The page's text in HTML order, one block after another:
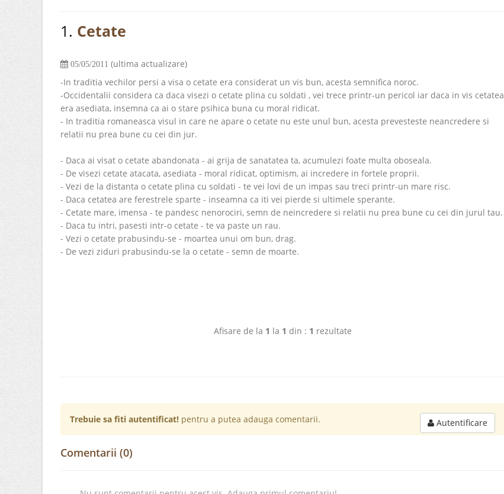
1. Cetate
05/05/2011 (ultima actualizare)
-In traditia vechilor persi a visa o cetate era considerat un vis bun, acesta semnifica noroc.
-Occidentalii considera ca daca visezi o cetate plina cu soldati , vei trece printr-un pericol iar daca in vis cetatea
era asediata, insemna ca ai o stare psihica buna cu moral ridicat.
- In traditia romaneasca visul in care ne apare o cetate nu este unul bun, acesta prevesteste neancredere si
relatii nu prea bune cu cei din jur.
- Daca ai visat o cetate abandonata - ai grija de sanatatea ta, acumulezi foate multa oboseala.
- De visezi cetate atacata, asediata - moral ridicat, optimism, ai incredere in fortele proprii.
- Vezi de la distanta o cetate plina cu soldati - te vei lovi de un impas sau treci printr-un mare risc.
- Daca cetatea are ferestrele sparte - inseamna ca iti vei pierde si ultimele sperante.
- Cetate mare, imensa - te pandesc nenorociri, semn de neincredere si relatii nu prea bune cu cei din jurul tau.
- Daca tu intri, pasesti intr-o cetate - te va paste un rau.
- Vezi o cetate prabusindu-se - moartea unui om bun, drag.
- De vezi ziduri prabusindu-se la o cetate - semn de moarte.
Afisare de la 1 la 1 din : 1 rezultate
Trebuie sa fiti autentificat! pentru a putea adauga comentarii. Autentificare
Comentarii (0)